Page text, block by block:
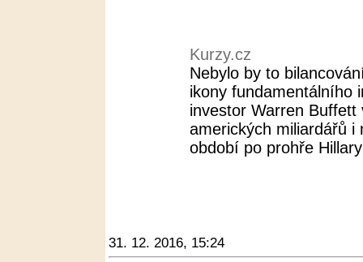
Kurzy.cz
Nebylo by to
ikony fundamentálního
investor Warren
amerických miliardářů i
období po prohře
31. 12. 2016, 15:24